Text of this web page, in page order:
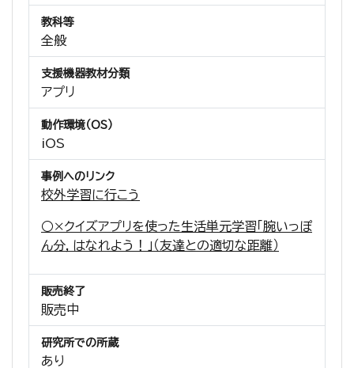
教科等
全般
支援機器教材分類
アプリ
動作環境（OS）
iOS
事例へのリンク
校外学習に行こう
○×クイズアプリを使った生活単元学習「腕いっぽ
ん分，はなれよう！」（友達との適切な距離）
販売終了
販売中
研究所での所蔵
あり